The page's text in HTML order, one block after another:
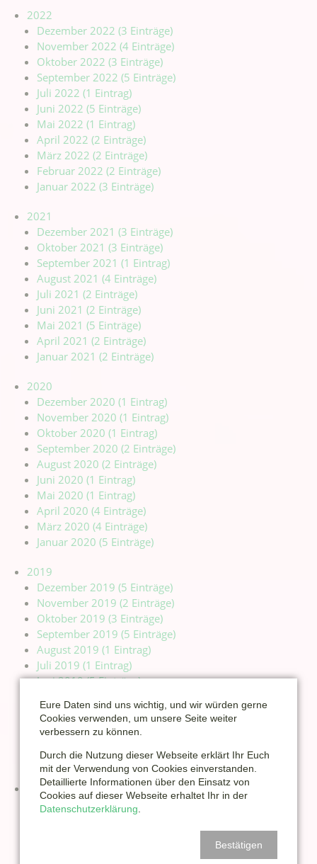
2022
Dezember 2022 (3 Einträge)
November 2022 (4 Einträge)
Oktober 2022 (3 Einträge)
September 2022 (5 Einträge)
Juli 2022 (1 Eintrag)
Juni 2022 (5 Einträge)
Mai 2022 (1 Eintrag)
April 2022 (2 Einträge)
März 2022 (2 Einträge)
Februar 2022 (2 Einträge)
Januar 2022 (3 Einträge)
2021
Dezember 2021 (3 Einträge)
Oktober 2021 (3 Einträge)
September 2021 (1 Eintrag)
August 2021 (4 Einträge)
Juli 2021 (2 Einträge)
Juni 2021 (2 Einträge)
Mai 2021 (5 Einträge)
April 2021 (2 Einträge)
Januar 2021 (2 Einträge)
2020
Dezember 2020 (1 Eintrag)
November 2020 (1 Eintrag)
Oktober 2020 (1 Eintrag)
September 2020 (2 Einträge)
August 2020 (2 Einträge)
Juni 2020 (1 Eintrag)
Mai 2020 (1 Eintrag)
April 2020 (4 Einträge)
März 2020 (4 Einträge)
Januar 2020 (5 Einträge)
2019
Dezember 2019 (5 Einträge)
November 2019 (2 Einträge)
Oktober 2019 (3 Einträge)
September 2019 (5 Einträge)
August 2019 (1 Eintrag)
Juli 2019 (1 Eintrag)
Juni 2019 (5 Einträge)
April 2019 (4 Einträge)
März 2019 (2 Einträge)
Januar 2019 (6 Einträge)
2018
Dezember 2018 (2 Einträge)
November 2018 (2 Einträge)
Eure Daten sind uns wichtig, und wir würden gerne
Cookies verwenden, um unsere Seite weiter
verbessern zu können.
Durch die Nutzung dieser Webseite erklärt Ihr Euch
mit der Verwendung von Cookies einverstanden.
Detaillierte Informationen über den Einsatz von
Cookies auf dieser Webseite erhaltet Ihr in der
Datenschutzerklärung
Bestätigen